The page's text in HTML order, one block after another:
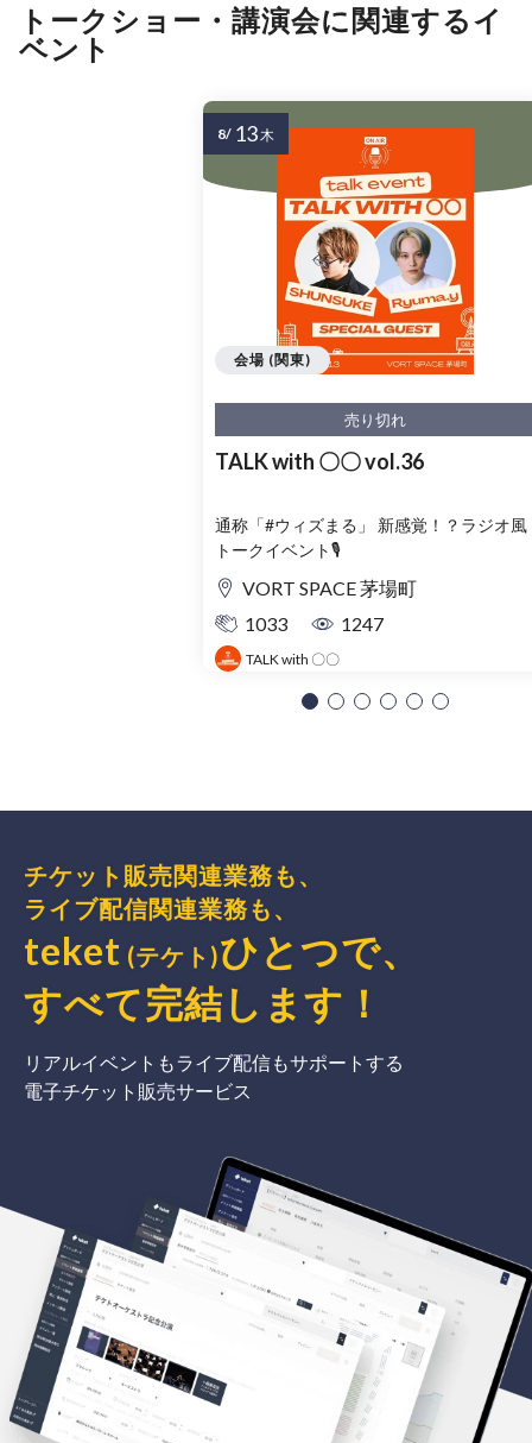
トークショー・講演会に関連するイ
ベント
売り切れ
TALK with 〇〇 vol.36
通称「#ウィズまる」 新感覚！？ラジオ風
トークイベント🎙️
VORT SPACE 茅場町
1033
1247
TALK with 〇〇
会場 (関東)
8/ 13木
チケット販売関連業務も、
ライブ配信関連業務も、
teket (テケト)ひとつで、
すべて完結 します ！
リアルイベントもライブ配信もサポートする
電子チケット販売サービス